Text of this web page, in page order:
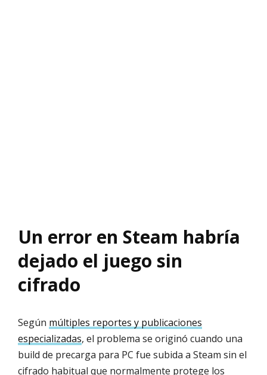
Un error en Steam habría
dejado el juego sin
cifrado
Según múltiples reportes y publicaciones
especializadas, el problema se originó cuando una
build de precarga para PC fue subida a Steam sin el
cifrado habitual que normalmente protege los